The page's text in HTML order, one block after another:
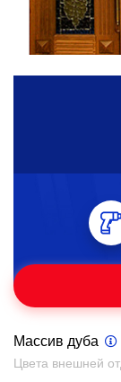
Массив дуба
Цвета внешней